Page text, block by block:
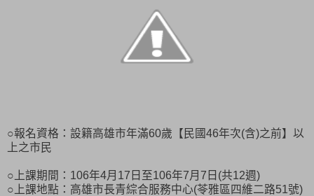
○報名資格：設籍高雄市年滿60歲【民國46年次(含)之前】以
上之市民
○上課期間：106年4月17日至106年7月7日(共12週)
○上課地點：高雄市長青綜合服務中心(苓雅區四維二路51號)